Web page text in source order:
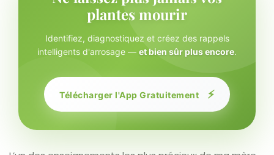
plantes mourir
Identifiez, diagnostiquez et créez des rappels
intelligents d'arrosage — et bien sûr plus encore.
Télécharger l'App Gratuitement ⚡